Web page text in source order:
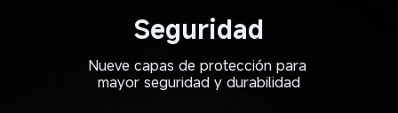
Seguridad
Nueve capas de protección para
mayor seguridad y durabilidad